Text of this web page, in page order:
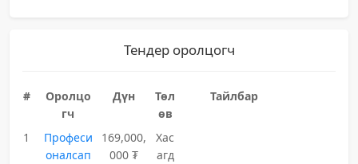
Тендер оролцогч
#
Оролцо
гч
Дүн
Төл
өв
Тайлбар
1
Професи
оналсап
169,000,
000 ₮
Хас
агд